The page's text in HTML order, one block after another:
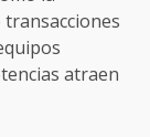
atraen